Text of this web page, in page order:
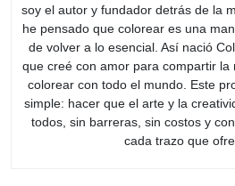
soy el autor y fundador detrás de la
he pensado que colorear es una
de volver a lo esencial. Así nació
que creé con amor para compartir la
colorear con todo el mundo. Este
simple: hacer que el arte y la
todos, sin barreras, sin costos y
cada trazo que